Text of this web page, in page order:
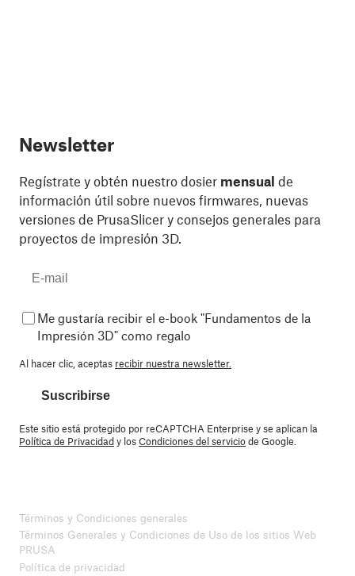
Newsletter
Regístrate y obtén nuestro dosier mensual de
información útil sobre nuevos firmwares, nuevas
versiones de PrusaSlicer y consejos generales para
proyectos de impresión 3D.
Me gustaría recibir el e-book "Fundamentos de la
Impresión 3D" como regalo
Al hacer clic, aceptas recibir nuestra newsletter.
Suscribirse
Este sitio está protegido por reCAPTCHA Enterprise y se aplican la
Política de Privacidady losCondiciones del serviciode Google.
Términos y Condiciones generales
Términos Generales y Condiciones de Uso de los sitios Web
PRUSA
Política de privacidad